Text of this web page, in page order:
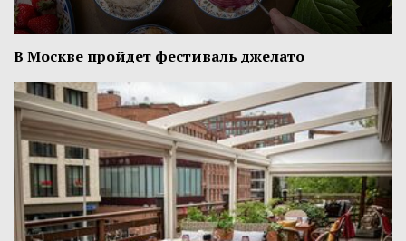
В Москве пройдет фестиваль джелато